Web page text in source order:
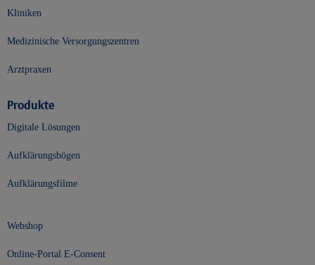
Kliniken
Medizinische Versorgungszentren
Arztpraxen
Produkte
Digitale Lösungen
Aufklärungsbögen
Aufklärungsfilme
Webshop
Online-Portal E-Consent